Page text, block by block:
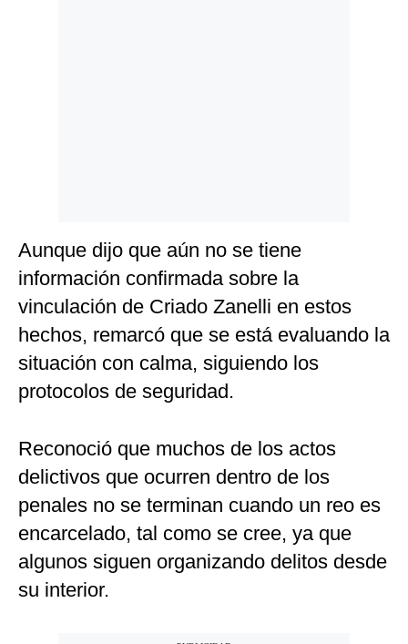
Aunque dijo que aún no se tiene
información confirmada sobre la
vinculación de Criado Zanelli en estos
hechos, remarcó que se está evaluando la
situación con calma, siguiendo los
protocolos de seguridad.
Reconoció que muchos de los actos
delictivos que ocurren dentro de los
penales no se terminan cuando un reo es
encarcelado, tal como se cree, ya que
algunos siguen organizando delitos desde
su interior.